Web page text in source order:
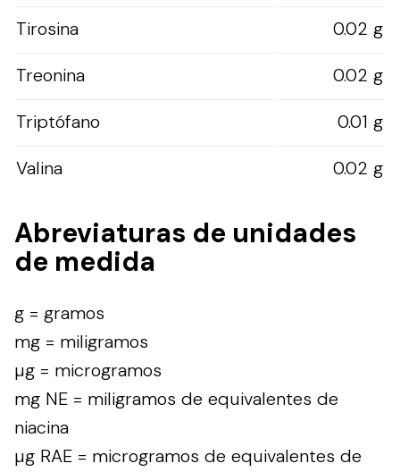
Tirosina
0.02 g
Treonina
0.02 g
Triptófano
0.01 g
Valina
0.02 g
Abreviaturas de unidades
de medida
g = gramos
mg = miligramos
µg = microgramos
mg NE = miligramos de equivalentes de
niacina
µg RAE = microgramos de equivalentes de